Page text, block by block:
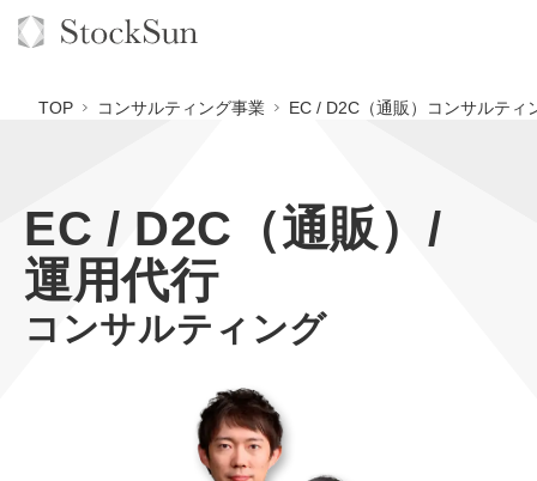
オーダーメイド支援
TOP
コンサルタント一覧
BPO支援
定額制Webマーケティング代行『マキトルくん』
定額制採用代行・RPO『トルトルくん』
オリジナルサービス
拡散付1日密着動画制作『まるごと社長』
オンラインサロン
TOP コンサルティング事業 EC / D2C（通販）コンサルティ
EC / D2C（通販）/
運用代行
コンサルティング